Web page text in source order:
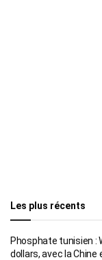
Les plus récents
Phosphate tunisien :
dollars, avec la Chine